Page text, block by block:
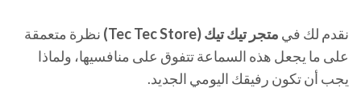
نقدم لك في متجر تيك تيك (Tec Tec Store)
نظرة متعمقة
على ما يجعل هذه السماعة تتفوق على منافسيها، ولماذا
يجب أن تكون رفيقك اليومي الجديد.